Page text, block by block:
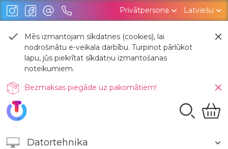
Privātpersona Latviešu
Mēs izmantojam sīkdatnes (cookies), lai
nodrošinātu e-veikala darbību. Turpinot pārlūkot
lapu, jūs piekrītat sīkdatņu izmantošanas
noteikumiem.
Bezmaksas piegāde uz pakomātiem!
Datortehnika